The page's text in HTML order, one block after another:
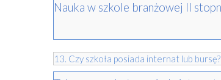
Nauka w szkole branżowej II
13. Czy szkoła posiada internat lub bursę?